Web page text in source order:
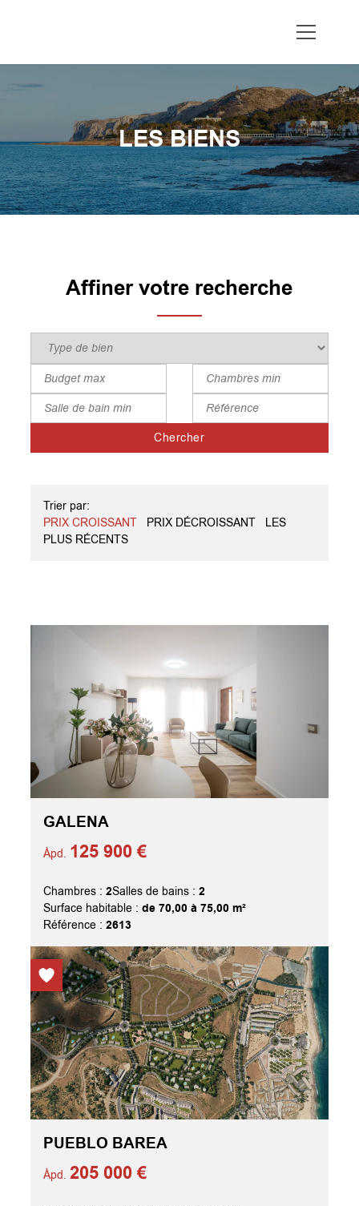
LES BIENS
Affiner votre recherche
Chercher
Trier par:
PRIX CROISSANT
PRIX DÉCROISSANT
LES
PLUS RÉCENTS
GALENA
Àpd. 125 900 €
Chambres :2Salles de bains :2
Surface habitable :de 70,00 à 75,00 m²
Référence :2613
PUEBLO BAREA
Àpd.205 000 €